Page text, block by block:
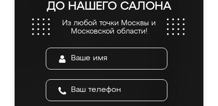
ДО НАШЕГО САЛОНА
Из любой точки Москвы и
Московской области!